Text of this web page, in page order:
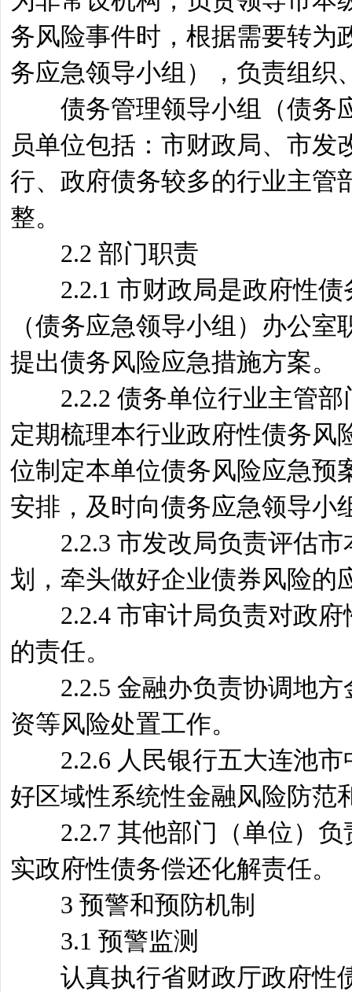
务风险事件时，根据需要转为
务应急领导小组），负责组织
债务管理领导小组（债务应
员单位包括：市财政局、市
行、政府债务较多的行业主管
整。
2.2 部门职责
2.2.1 市财政局是政府性债
（债务应急领导小组）办公
提出债务风险应急措施方案。
2.2.2 债务单位行业主管部
定期梳理本行业政府性债务风
位制定本单位债务风险应急预
安排，及时向债务应急领导小
2.2.3 市发改局负责评估市
划，牵头做好企业债券风险的
2.2.4 市审计局负责对政府
的责任。
2.2.5 金融办负责协调地方
资等风险处置工作。
2.2.6 人民银行五大连池市
好区域性系统性金融风险防范
2.2.7 其他部门（单位）负
实政府性债务偿还化解责任。
3 预警和预防机制
3.1 预警监测
认真执行省财政厅政府性债